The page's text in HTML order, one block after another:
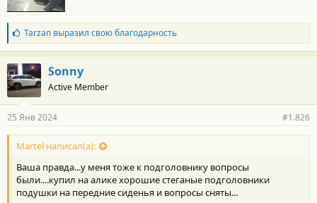
Б
л
а
г
о
д
а
н
о
с
и
:
Tarzanвыразил свою благодарность
Sonny
Active Member
25 Янв 2024 #1.826
Martel написал(а):
Ваша правда...у меня тоже к подголовнику вопросы
были....купил на алике хорошие стеганые подголовники
подушки на передние сиденья и вопросы сняты...